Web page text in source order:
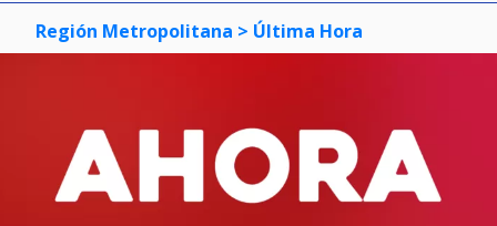
Región Metropolitana > Última Hora